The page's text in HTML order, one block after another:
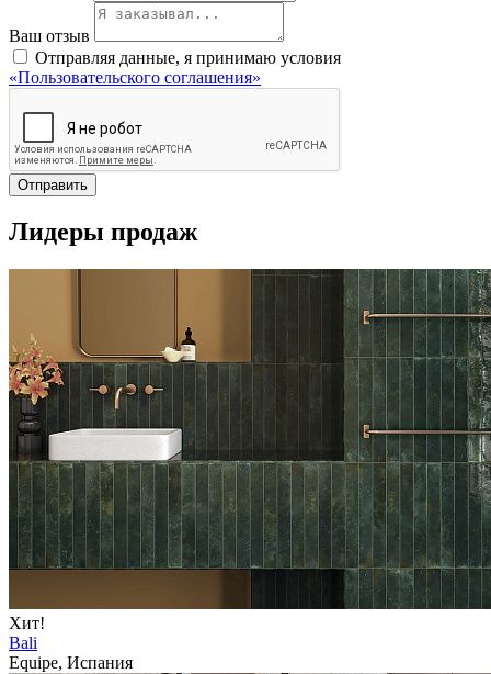
Ваш отзыв
Отправляя данные, я принимаю условия
«Пользовательского соглашения»
Отправить
Лидеры продаж
Хит!
Bali
Equipe, Испания